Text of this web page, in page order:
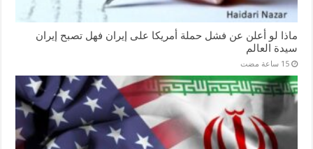
ماذا لو أعلن عن فشل حملة أمريكا على إيران فهل تصبح إيران
سيدة العالم
‏15 ساعة مضت